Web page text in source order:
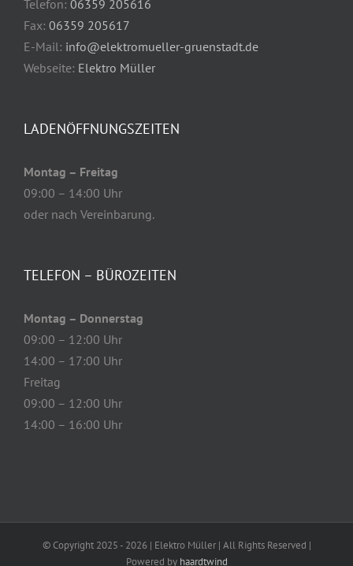
Telefon: 06359 205616
Fax: 06359 205617
E-Mail: info@elektromueller-gruenstadt.de
Webseite: Elektro Müller
LADENÖFFNUNGSZEITEN
Montag – Freitag
09:00 – 14:00 Uhr
oder nach Vereinbarung.
TELEFON – BÜROZEITEN
Montag – Donnerstag
09:00 – 12:00 Uhr
14:00 – 17:00 Uhr
Freitag
09:00 – 12:00 Uhr
14:00 – 16:00 Uhr
© Copyright 2025 - 2026 | Elektro Müller | All Rights Reserved |
Powered by haardtwind